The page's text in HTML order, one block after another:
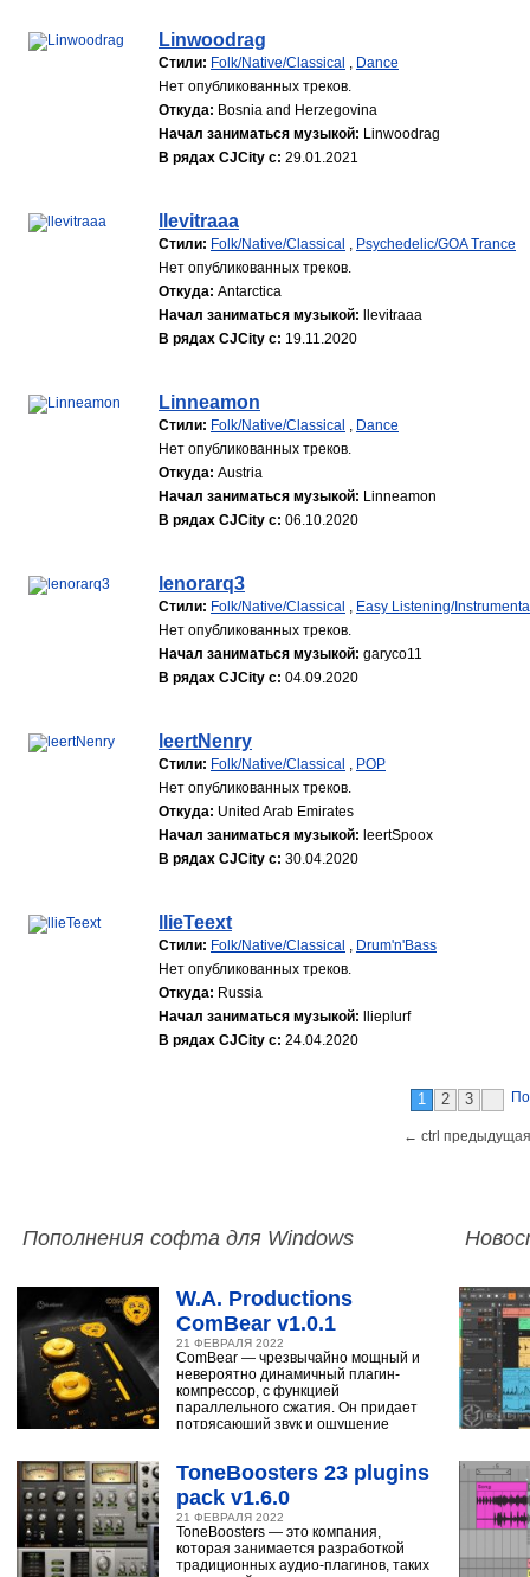
Linwoodrag
Стили: Folk/Native/Classical , Dance
Нет опубликованных треков.
Откуда: Bosnia and Herzegovina
Начал заниматься музыкой: Linwoodrag
В рядах CJCity с: 29.01.2021
llevitraaa
Стили: Folk/Native/Classical , Psychedelic/GOA Trance
Нет опубликованных треков.
Откуда: Antarctica
Начал заниматься музыкой:
llevitraaa
В рядах CJCity с: 19.11.2020
Linneamon
Стили: Folk/Native/Classical , Dance
Нет опубликованных треков.
Откуда: Austria
Начал заниматься музыкой: Linneamon
В рядах CJCity с: 06.10.2020
lenorarq3
Стили: Folk/Native/Classical , Easy Listening/
Нет опубликованных треков.
Начал заниматься музыкой: garyco11
В рядах CJCity с: 04.09.2020
leertNenry
Стили: Folk/Native/Classical , POP
Нет опубликованных треков.
Откуда: United Arab Emirates
Начал заниматься музыкой: leertSpoox
В рядах CJCity с: 30.04.2020
llieTeext
Стили: Folk/Native/Classical , Drum'n'Bass
Нет опубликованных треков.
Откуда: Russia
Начал заниматься музыкой:
llieplurf
В рядах CJCity с: 24.04.2020
1 2 3
← ctrl
Пополнения софта для Windows
W.A. Productions
ComBear v1.0.1
21 ФЕВРАЛЯ 2022
ComBear — чрезвычайно мощный и
невероятно динамичный плагин-
компрессор, с функцией
параллельного сжатия. Он придает
потрясающий звук и ощущение
ToneBoosters 23 plugins
pack v1.6.0
21 ФЕВРАЛЯ 2022
ToneBoosters — это компания,
которая занимается разработкой
традиционных аудио-плагинов, таких